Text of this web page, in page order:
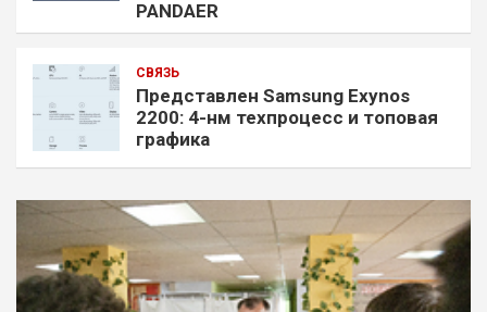
PANDAER
СВЯЗЬ
Представлен Samsung Exynos
2200: 4-нм техпроцесс и топовая
графика